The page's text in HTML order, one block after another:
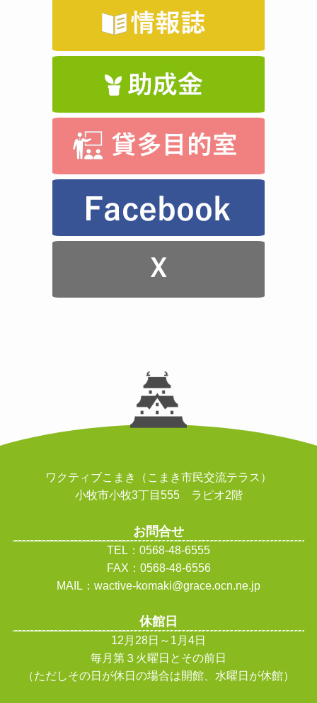
ワクティブこまき（こまき市民交流テラス）
小牧市小牧3丁目555 ラピオ2階
お問合せ
TEL：0568-48-6555
FAX：0568-48-6556
MAIL：wactive-komaki@grace.ocn.ne.jp
休館日
12月28日～1月4日
毎月第３火曜日とその前日
（ただしその日が休日の場合は開館、水曜日が休館）